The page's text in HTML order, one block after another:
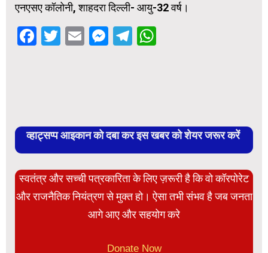
एनएसए कॉलोनी, शाहदरा दिल्ली- आयु-32 वर्ष।
Facebook
Twitter
EmailMessenger
Telegram
व्हाट्सप्प आइकान को दबा कर इस खबर को शेयर जरूर करें
स्वतंत्र और सच्ची पत्रकारिता के लिए ज़रूरी है कि वो कॉरपोरेट
और राजनैतिक नियंत्रण से मुक्त हो। ऐसा तभी संभव है जब जनता
आगे आए और सहयोग करे
Donate Now